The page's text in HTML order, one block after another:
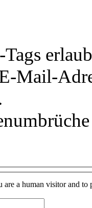
Mail-
a human visitor and to